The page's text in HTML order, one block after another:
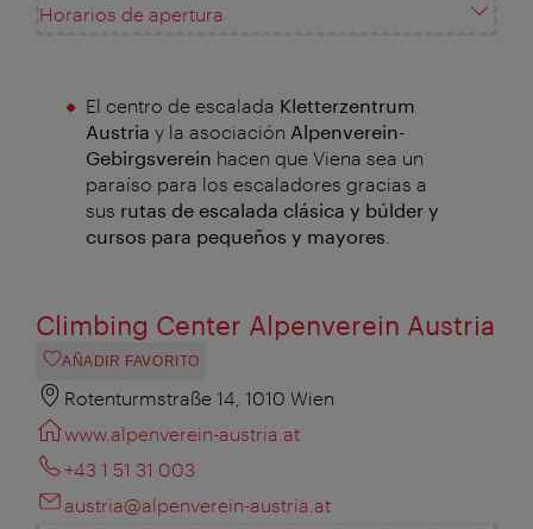
Horarios de apertura
El centro de escalada Kletterzentrum
Austria y la asociación Alpenverein-
Gebirgsverein hacen que Viena sea un
paraíso para los escaladores gracias a
sus rutas de escalada clásica y búlder y
cursos para pequeños y mayores
Climbing Center Alpenverein Austria
AÑADIR FAVORITO
Rotenturmstraße 14, 1010 Wien
www.alpenverein-austria.at
+43 1 51 31 003
austria@alpenverein-austria.at